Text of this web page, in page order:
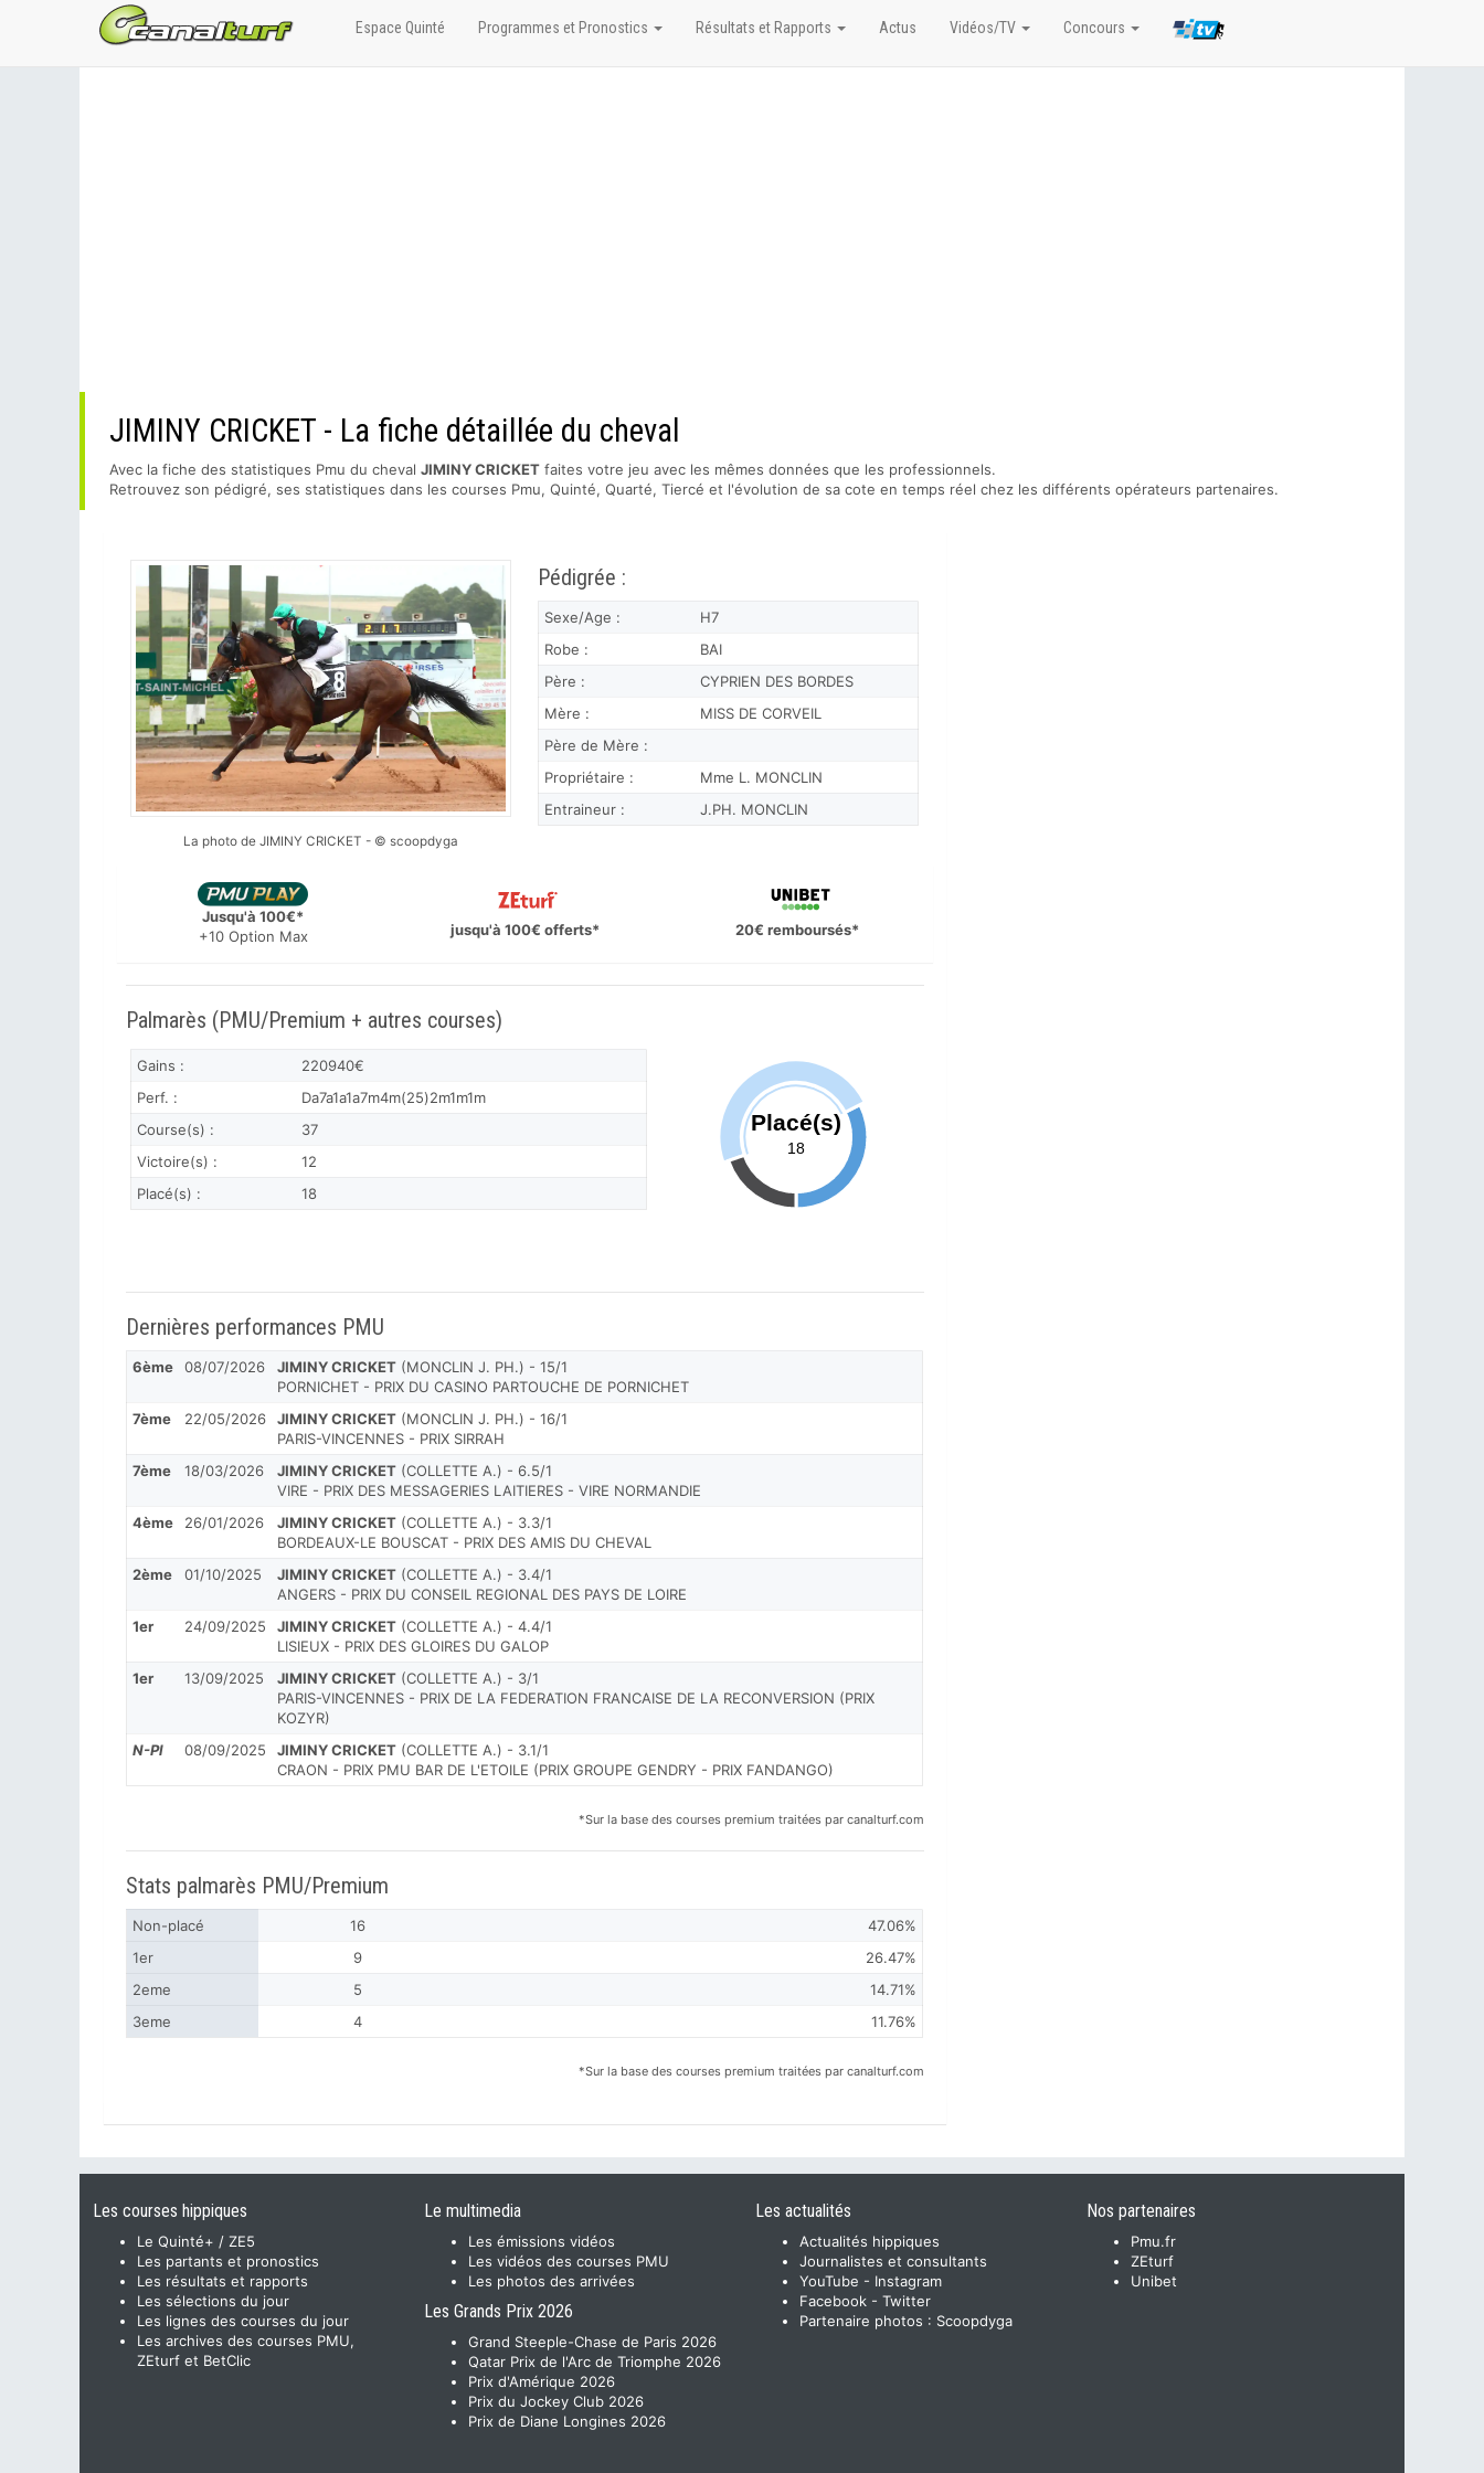
JIMINY CRICKET - La fiche détaillée du cheval
Avec la fiche des statistiques Pmu du cheval JIMINY CRICKET faites votre jeu avec les mêmes données que les professionnels.
Retrouvez son pédigré, ses statistiques dans les courses Pmu, Quinté, Quarté, Tiercé et l'évolution de sa cote en temps réel chez les différents opérateurs partenaires.
La photo de JIMINY CRICKET - © scoopdyga
Pédigrée :
Sexe/Age :
H7
Robe :
BAI
Père :
CYPRIEN DES BORDES
Mère :
MISS DE CORVEIL
Père de Mère :
Propriétaire :
Mme L. MONCLIN
Entraineur :
J.PH. MONCLIN
Jusqu'à 100€*
+10 Option Max
jusqu'à 100€ offerts* 20€ remboursés*
Palmarès (PMU/Premium + autres courses)
Gains :
220940€
Perf. :
Da7a1a1a7m4m(25)2m1m1m
Course(s) :
37
Victoire(s) :
12
Placé(s) :
18
Placé(s)
18
Dernières performances PMU
6ème 08/07/2026 JIMINY CRICKET (MONCLIN J. PH.) - 15/1
PORNICHET - PRIX DU CASINO PARTOUCHE DE PORNICHET
7ème
22/05/2026 JIMINY CRICKET (MONCLIN J. PH.) - 16/1
PARIS-VINCENNES - PRIX SIRRAH
7ème
18/03/2026 JIMINY CRICKET (COLLETTE A.) - 6.5/1
VIRE - PRIX DES MESSAGERIES LAITIERES - VIRE NORMANDIE
4ème
26/01/2026 JIMINY CRICKET (COLLETTE A.) - 3.3/1
BORDEAUX-LE BOUSCAT - PRIX DES AMIS DU CHEVAL
2ème
01/10/2025 JIMINY CRICKET (COLLETTE A.) - 3.4/1
ANGERS - PRIX DU CONSEIL REGIONAL DES PAYS DE LOIRE
1er
24/09/2025 JIMINY CRICKET (COLLETTE A.) - 4.4/1
LISIEUX - PRIX DES GLOIRES DU GALOP
1er
13/09/2025 JIMINY CRICKET (COLLETTE A.) - 3/1
PARIS-VINCENNES - PRIX DE LA FEDERATION FRANCAISE DE LA RECONVERSION (PRIX
KOZYR)
N-Pl
08/09/2025 JIMINY CRICKET (COLLETTE A.) - 3.1/1
CRAON - PRIX PMU BAR DE L'ETOILE (PRIX GROUPE GENDRY - PRIX FANDANGO)
*Sur la base des courses premium traitées par canalturf.com
Stats palmarès PMU/Premium
Non-placé 16
47.06%
1er
9
26.47%
2eme
5
14.71%
3eme
4 11.76%
*Sur la base des courses premium traitées par canalturf.com
Espace Quinté Programmes et Pronostics Résultats et Rapports Actus Vidéos/TV Concours
Les courses hippiques
Le Quinté+ / ZE5
Les partants et pronostics
Les résultats et rapports
Les sélections du jour
Les lignes des courses du jour
Les archives des courses PMU,
ZEturf et BetClic
Le multimedia
Les émissions vidéos
Les vidéos des courses PMU
Les photos des arrivées
Les Grands Prix 2026
Grand Steeple-Chase de Paris 2026
Qatar Prix de l'Arc de Triomphe 2026
Prix d'Amérique 2026
Prix du Jockey Club 2026
Prix de Diane Longines 2026
Les actualités
Actualités hippiques
Journalistes et consultants
YouTube - Instagram
Facebook - Twitter
Partenaire photos : Scoopdyga
Nos partenaires
Pmu.fr
ZEturf
Unibet